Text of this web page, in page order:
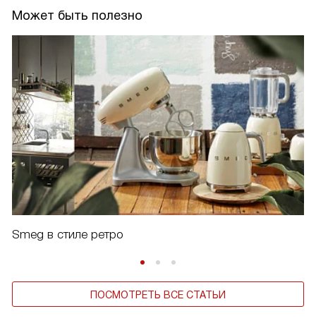
Может быть полезно
Smeg в стиле ретро
ПОСМОТРЕТЬ ВСЕ СТАТЬИ